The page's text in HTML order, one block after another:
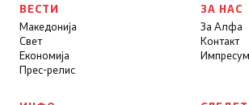
ВЕСТИ
Македонија
Свет
Економија
Прес-релис
ЗА НАС
За Алфа
Контакт
Импресум